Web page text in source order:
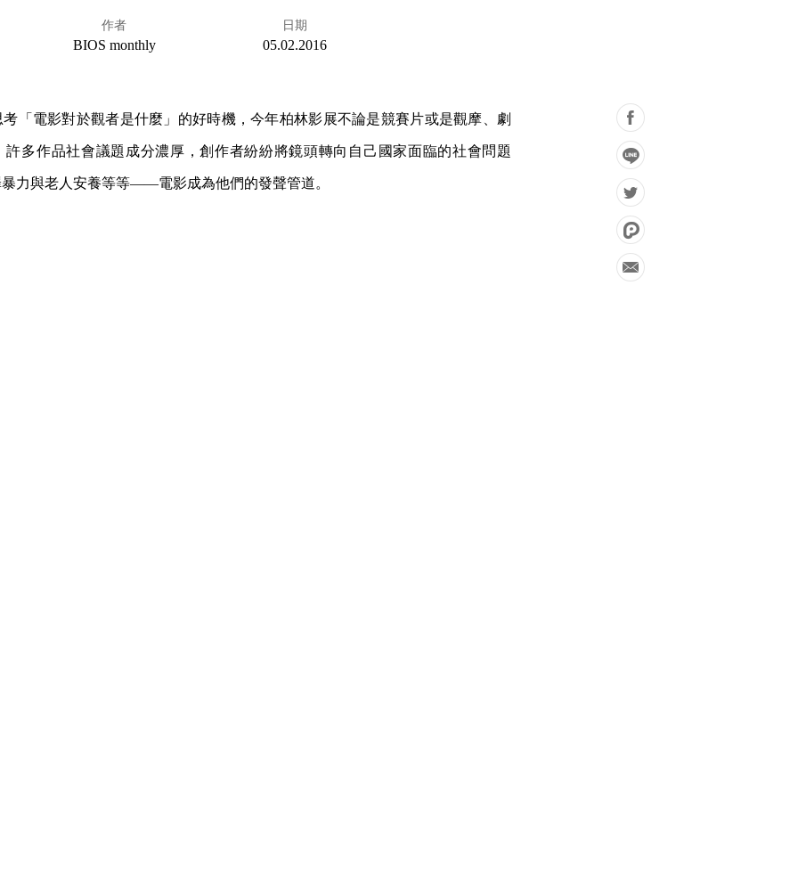
作者
BIOS monthly
日期
05.02.2016
「電影對於觀者是什麼」的好時機，今年柏林影展不論是競賽片或是觀摩、劇
許多作品社會議題成分濃厚，創作者紛紛將鏡頭轉向自己國家面臨的社會問題
力與老人安養等等——電影成為他們的發聲管道。